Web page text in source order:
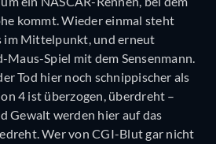
kommt. Wieder einmal steht
im Mittelpunkt, und erneut
Spiel mit dem Sensenmann.
Tod hier noch schnippischer als
4 ist überzogen, überdreht –
Gewalt werden hier auf das
Wer von CGI-Blut gar nicht